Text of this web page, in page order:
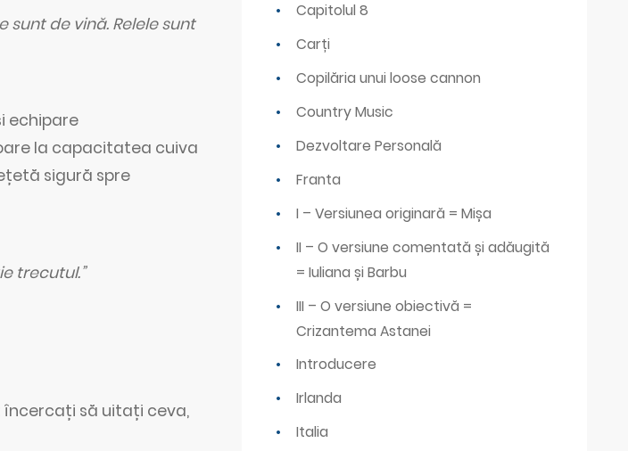
de vină. Relele sunt
echipare
la capacitatea cuiva
sigură spre
trecutul.”
să uitați ceva,
Capitolul 8
Carți
Copilăria unui loose cannon
Country Music
Dezvoltare Personală
Franta
I – Versiunea originară = Mișa
II – O versiune comentată și adăugită
= Iuliana și Barbu
III – O versiune obiectivă =
Crizantema Astanei
Introducere
Irlanda
Italia